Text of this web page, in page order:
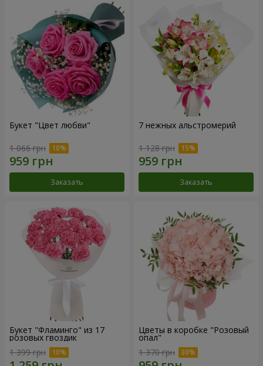
Букет "Цвет любви"
1 066 грн
Заказать
7 нежных альстромерий
1 128 грн
Заказать
Букет "Фламинго" из 17
розовых гвоздик
1 399 грн
Цветы в коробке "Розовый
опал"
1 370 грн